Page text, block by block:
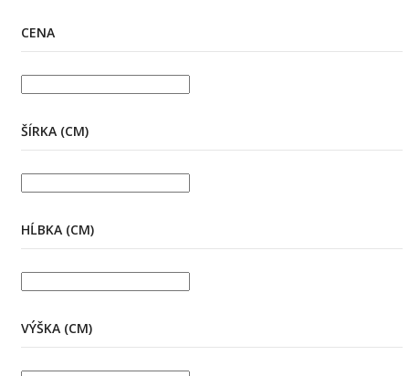
CENA
ŠÍRKA (CM)
HĹBKA (CM)
VÝŠKA (CM)